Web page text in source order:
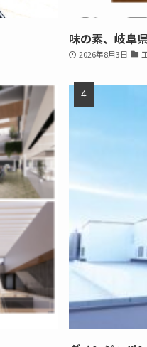
味の素、岐阜
2026年8月3日